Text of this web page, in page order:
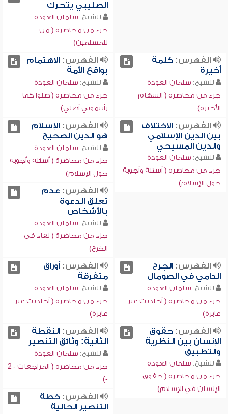
الصليبي يتحرك
للشيخ: سلمان العودة
جزء من محاضرة ( من
للمسلمين)
الفهرس:كلمة
أخيرة
للشيخ: سلمان العودة
جزء من محاضرة ( السهام
الأخيرة)
الفهرس:الاهتمام
بواقع الأمة
للشيخ: سلمان العودة
جزء من محاضرة ( صلوا كما
رأيتموني أصلي)
الفهرس:الاختلاف
بين الدين الإسلامي
والدين المسيحي
للشيخ: سلمان العودة
جزء من محاضرة ( أسئلة وأجوبة
حول الإسلام)
الفهرس:الإسلام
هو الدين الصحيح
للشيخ: سلمان العودة
جزء من محاضرة ( أسئلة وأجوبة
حول الإسلام)
الفهرس: عدم
تعلق الدعوة
بالأشخاص
للشيخ: سلمان العودة
جزء من محاضرة ( لقاء في
الخرج)
الفهرس:الجرح
الدامي في الصومال
للشيخ: سلمان العودة
جزء من محاضرة ( أحاديث غير
عابرة)
الفهرس:أوراق
متفرقة
للشيخ: سلمان العودة
جزء من محاضرة ( أحاديث غير
عابرة)
الفهرس:حقوق
الإنسان بين النظرية
والتطبيق
للشيخ: سلمان العودة
جزء من محاضرة ( حقوق
الإنسان في الإسلام)
الفهرس:النقطة
الثانية: وثائق التنصير
للشيخ: سلمان العودة
جزء من محاضرة ( المراجعات - 2
-)
الفهرس:خطة
التنصير الحالية